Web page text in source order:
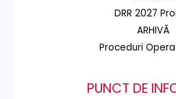
DRR 2027
ARHIVĂ
Proceduri
PUNCT DE